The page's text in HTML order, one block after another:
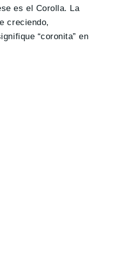
es el Corolla. La
creciendo,
“coronita” en